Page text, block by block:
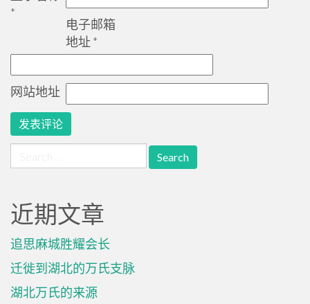
*
电子邮箱
地址 *
网站地址
for:
近期文章
追思麻城胜耀会长
迁徙到湖北的万氏支脉
湖北万氏的来源